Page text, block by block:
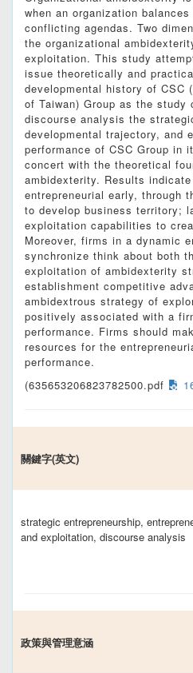
when an organization
conflicting agendas. Two
the organizational
exploitation. This study
issue theoretically and
developmental history of CSC
of Taiwan) Group as the study
discourse analysis the
developmental trajectory, and
performance of CSC Group in
concert with the theoretical
ambidexterity. Results
entrepreneurial early, through
to develop business territory;
exploitation capabilities to
Moreover, firms in a dynamic
synchronize think about both
exploitation of ambidexterity
establishment competitive
ambidextrous strategy of
positively associated with a
performance. Firms should
resources for the
performance.
(635653206823782500.pdf
關鍵字(英文)
strategic entrepreneurship,
and exploitation, discourse analysis
政策與管理意涵